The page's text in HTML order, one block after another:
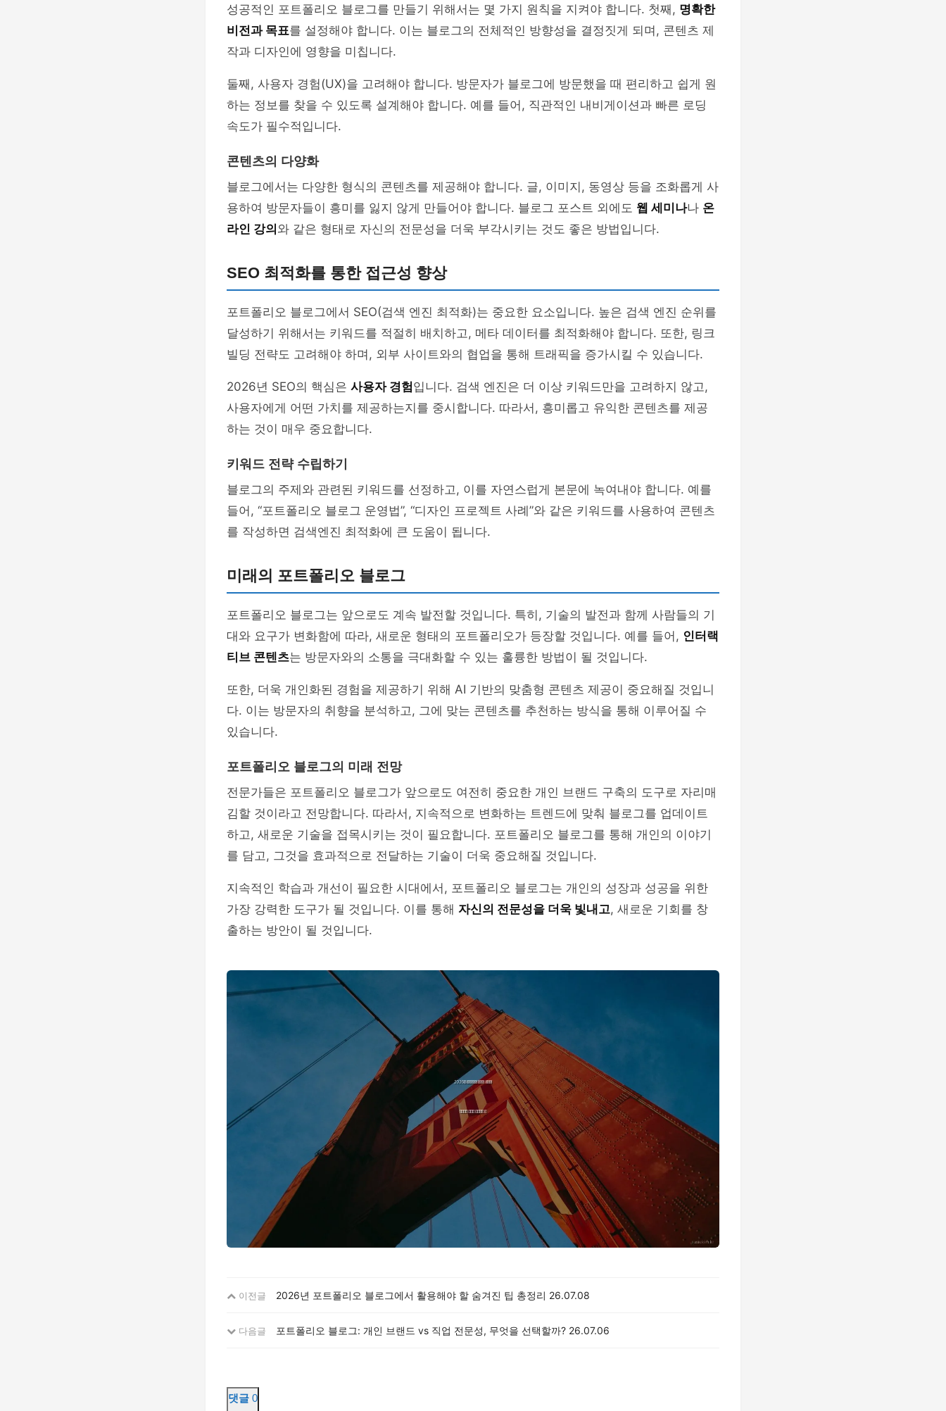
성공적인 포트폴리오 블로그를 만들기 위해서는 몇 가지 원칙을 지켜야 합니다. 첫째, 명확한
비전과 목표를 설정해야 합니다. 이는 블로그의 전체적인 방향성을 결정짓게 되며, 콘텐츠 제
작과 디자인에 영향을 미칩니다.
둘째, 사용자 경험(UX)을 고려해야 합니다. 방문자가 블로그에 방문했을 때 편리하고 쉽게 원
하는 정보를 찾을 수 있도록 설계해야 합니다. 예를 들어, 직관적인 내비게이션과 빠른 로딩
속도가 필수적입니다.
콘텐츠의 다양화
블로그에서는 다양한 형식의 콘텐츠를 제공해야 합니다. 글, 이미지, 동영상 등을 조화롭게 사
용하여 방문자들이 흥미를 잃지 않게 만들어야 합니다. 블로그 포스트 외에도 웹 세미나나 온
라인 강의 와 같은 형태로 자신의 전문성을 더욱 부각시키는 것도 좋은 방법입니다.
SEO 최적화를 통한 접근성 향상
포트폴리오 블로그에서 SEO(검색 엔진 최적화)는 중요한 요소입니다. 높은 검색 엔진 순위를
달성하기 위해서는 키워드를 적절히 배치하고, 메타 데이터를 최적화해야 합니다. 또한, 링크
빌딩 전략도 고려해야 하며, 외부 사이트와의 협업을 통해 트래픽을 증가시킬 수 있습니다.
2026년 SEO의 핵심은 사용자 경험입니다. 검색 엔진은 더 이상 키워드만을 고려하지 않고,
사용자에게 어떤 가치를 제공하는지를 중시합니다. 따라서, 흥미롭고 유익한 콘텐츠를 제공
하는 것이 매우 중요합니다.
키워드 전략 수립하기
블로그의 주제와 관련된 키워드를 선정하고, 이를 자연스럽게 본문에 녹여내야 합니다. 예를
들어, “포트폴리오 블로그 운영법”, “디자인 프로젝트 사례”와 같은 키워드를 사용하여 콘텐츠
를 작성하면 검색엔진 최적화에 큰 도움이 됩니다.
미래의 포트폴리오 블로그
포트폴리오 블로그는 앞으로도 계속 발전할 것입니다. 특히, 기술의 발전과 함께 사람들의 기
대와 요구가 변화함에 따라, 새로운 형태의 포트폴리오가 등장할 것입니다. 예를 들어, 인터랙
티브 콘텐츠는 방문자와의 소통을 극대화할 수 있는 훌륭한 방법이 될 것입니다.
또한, 더욱 개인화된 경험을 제공하기 위해 AI 기반의 맞춤형 콘텐츠 제공이 중요해질 것입니
다. 이는 방문자의 취향을 분석하고, 그에 맞는 콘텐츠를 추천하는 방식을 통해 이루어질 수
있습니다.
포트폴리오 블로그의 미래 전망
전문가들은 포트폴리오 블로그가 앞으로도 여전히 중요한 개인 브랜드 구축의 도구로 자리매
김할 것이라고 전망합니다. 따라서, 지속적으로 변화하는 트렌드에 맞춰 블로그를 업데이트
하고, 새로운 기술을 접목시키는 것이 필요합니다. 포트폴리오 블로그를 통해 개인의 이야기
를 담고, 그것을 효과적으로 전달하는 기술이 더욱 중요해질 것입니다.
지속적인 학습과 개선이 필요한 시대에서, 포트폴리오 블로그는 개인의 성장과 성공을 위한
가장 강력한 도구가 될 것입니다. 이를 통해 자신의 전문성을 더욱 빛내고, 새로운 기회를 창
출하는 방안이 될 것입니다.
이전글 2026년 포트폴리오 블로그에서 활용해야 할 숨겨진 팁 총정리 26.07.08
다음글 포트폴리오 블로그: 개인 브랜드 vs 직업 전문성, 무엇을 선택할까? 26.07.06
댓글 0